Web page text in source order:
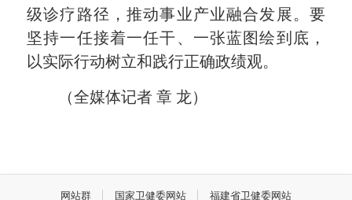
级诊疗路径，推动事业产业融合发展。要
坚持一任接着一任干、一张蓝图绘到底，
以实际行动树立和践行正确政绩观。
（全媒体记者 章 龙）
网站群 国家卫健委网站 福建省卫健委网站